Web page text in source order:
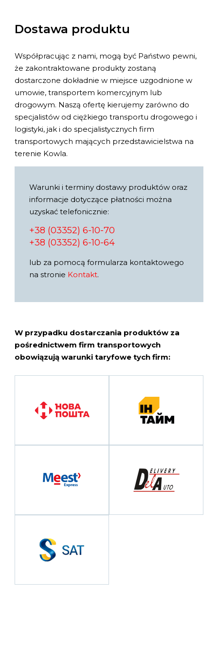
Dostawa produktu
Współpracując z nami, mogą być Państwo pewni,
że zakontraktowane produkty zostaną
dostarczone dokładnie w miejsce uzgodnione w
umowie, transportem komercyjnym lub
drogowym. Naszą ofertę kierujemy zarówno do
specjalistów od ciężkiego transportu drogowego i
logistyki, jak i do specjalistycznych firm
transportowych mających przedstawicielstwa na
terenie Kowla.
Warunki i terminy dostawy produktów oraz
informacje dotyczące płatności można
uzyskać telefonicznie:
+38 (03352) 6-10-70
+38 (03352) 6-10-64
lub za pomocą formularza kontaktowego
na stronie Kontakt.
W przypadku dostarczania produktów za
pośrednictwem firm transportowych
obowiązują warunki taryfowe tych firm: